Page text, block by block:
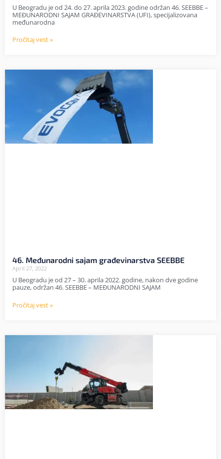
U Beogradu je od 24. do 27. aprila 2023. godine održan 46. SEEBBE –
MEĐUNARODNI SAJAM GRAĐEVINARSTVA (UFI), specijalizovana
međunarodna
Pročitaj vest »
46. Međunarodni sajam građevinarstva SEEBBE
April 27, 2022
U Beogradu je od 27 – 30. aprila 2022. godine, nakon dve godine
pauze, održan 46. SEEBBE – MEĐUNARODNI SAJAM
Pročitaj vest »